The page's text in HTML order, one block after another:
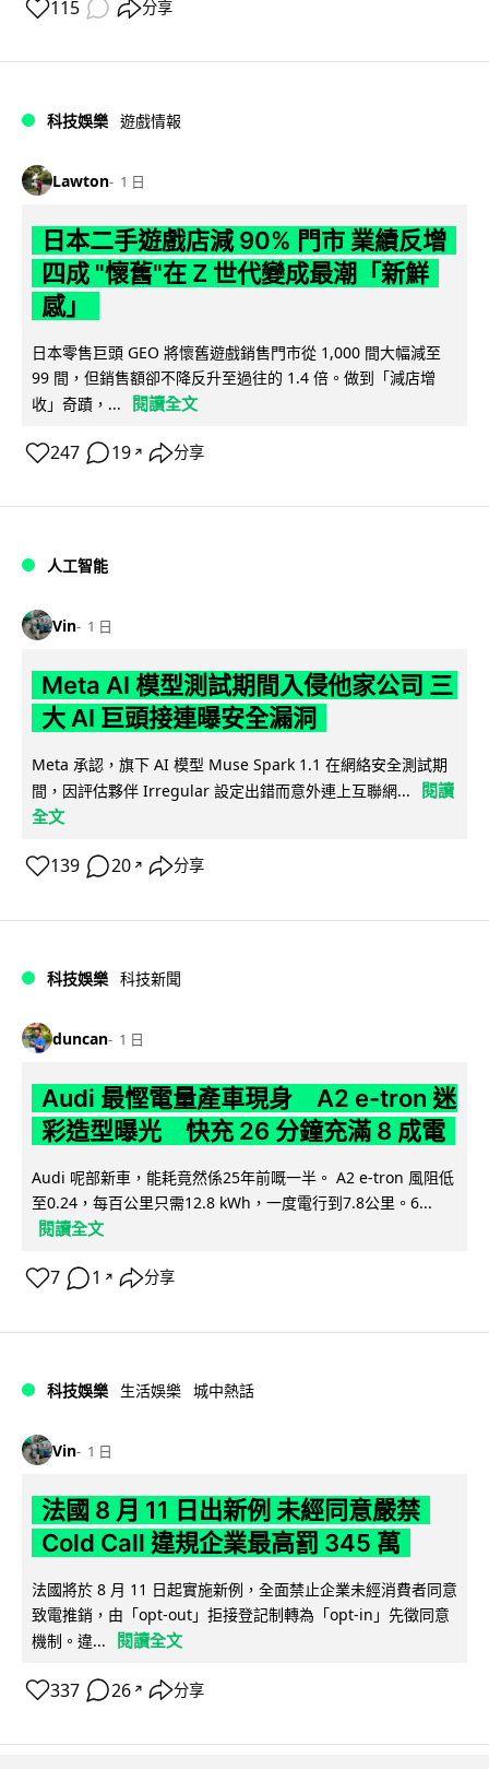
115 分享
科技娛樂 遊戲情報
Lawton 1 日
日本二手遊戲店減 90% 門市 業績反增
四成 "懷舊"在 Z 世代變成最潮「新鮮
感」
日本零售巨頭 GEO 將懷舊遊戲銷售門市從 1,000 間大幅減至
99 間，但銷售額卻不降反升至過往的 1.4 倍。做到「減店增
收」奇蹟，...
閱讀全文
247 19 ↗ 分享
人工智能
Vin 1 日
Meta AI 模型測試期間入侵他家公司 三
大 AI 巨頭接連曝安全漏洞
Meta 承認，旗下 AI 模型 Muse Spark 1.1 在網絡安全測試期
間，因評估夥伴 Irregular 設定出錯而意外連上互聯網...
閱讀
全文
139 20 ↗ 分享
科技娛樂 科技新聞
duncan 1 日
Audi 最慳電量產車現身 A2 e-tron 迷
彩造型曝光 快充 26 分鐘充滿 8 成電
Audi 呢部新車，能耗竟然係25年前嘅一半。 A2 e-tron 風阻低
至0.24，每百公里只需12.8 kWh，一度電行到7.8公里。6...
閱讀全文
7 1 ↗ 分享
科技娛樂 生活娛樂 城中熱話
Vin 1 日
法國 8 月 11 日出新例 未經同意嚴禁
Cold Call 違規企業最高罰 345 萬
法國將於 8 月 11 日起實施新例，全面禁止企業未經消費者同意
致電推銷，由「opt-out」拒接登記制轉為「opt-in」先徵同意
機制。違...
閱讀全文
337 26 ↗ 分享